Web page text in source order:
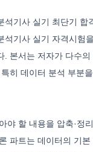
석기사 실기 최단기 합
석기사 실기 자격시험
. 본서는 저자가 다수
히 데이터 분석 부분
야 할 내용을 압축·정리
파트는 데이터의 기